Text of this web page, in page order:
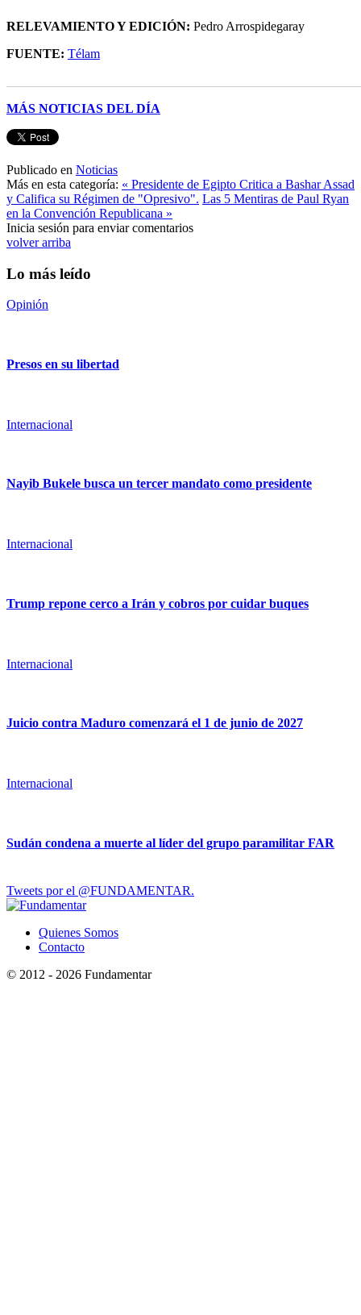
RELEVAMIENTO Y EDICIÓN: Pedro Arrospidegaray
FUENTE: Télam
MÁS NOTICIAS DEL DÍA
Publicado en Noticias
Más en esta categoría: « Presidente de Egipto Critica a Bashar Assad
y Califica su Régimen de "Opresivo". Las 5 Mentiras de Paul Ryan
en la Convención Republicana »
Inicia sesión para enviar comentarios
volver arriba
Lo más leído
Opinión
Presos en su libertad
Internacional
Nayib Bukele busca un tercer mandato como presidente
Internacional
Trump repone cerco a Irán y cobros por cuidar buques
Internacional
Juicio contra Maduro comenzará el 1 de junio de 2027
Internacional
Sudán condena a muerte al líder del grupo paramilitar FAR
Tweets por el @FUNDAMENTAR.
Quienes Somos
Contacto
© 2012 - 2026 Fundamentar